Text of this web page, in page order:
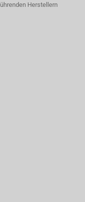
Herstellern